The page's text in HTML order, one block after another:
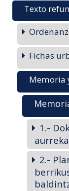
Texto
Fichas
Memoria
1.-
2.-